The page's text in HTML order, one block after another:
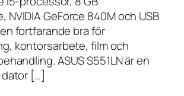
NVIDIA GeForce 840M och USB
fortfarande bra för
kontorsarbete, film och
ASUS S551LN är en
[…]